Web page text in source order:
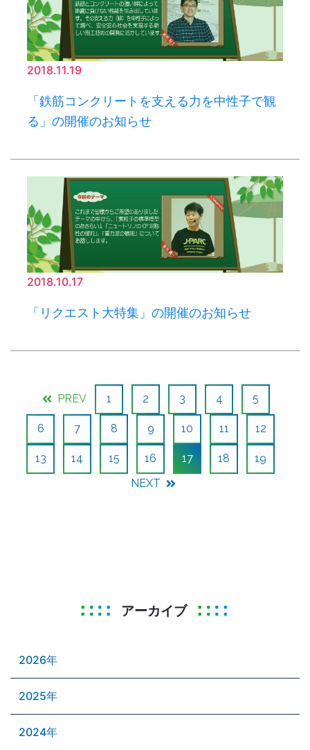
2018.11.19
「鉄筋コンクリートを支える力を中性子で観
る」の開催のお知らせ
2018.10.17
「リクエスト大特集」の開催のお知らせ
PREV 1 2 3 4 5
6 7 8 9 10 11 12
13 14 15 16 17 18
19
NEXT
アーカイブ
2026年
2025年
2024年